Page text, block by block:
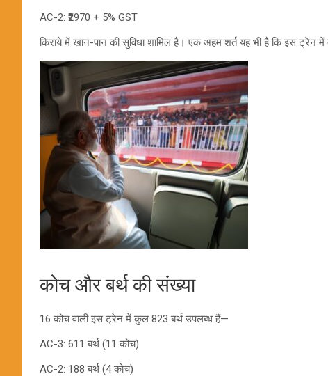
AC-2: ₹2970 + 5% GST
किराये में खान-पान की सुविधा शामिल है। एक अहम शर्त यह भी है कि इस ट्रेन
कोच और बर्थ की संख्या
16 कोच वाली इस ट्रेन में कुल 823 बर्थ उपलब्ध हैं—
AC-3: 611 बर्थ (11 कोच)
AC-2: 188 बर्थ (4 कोच)